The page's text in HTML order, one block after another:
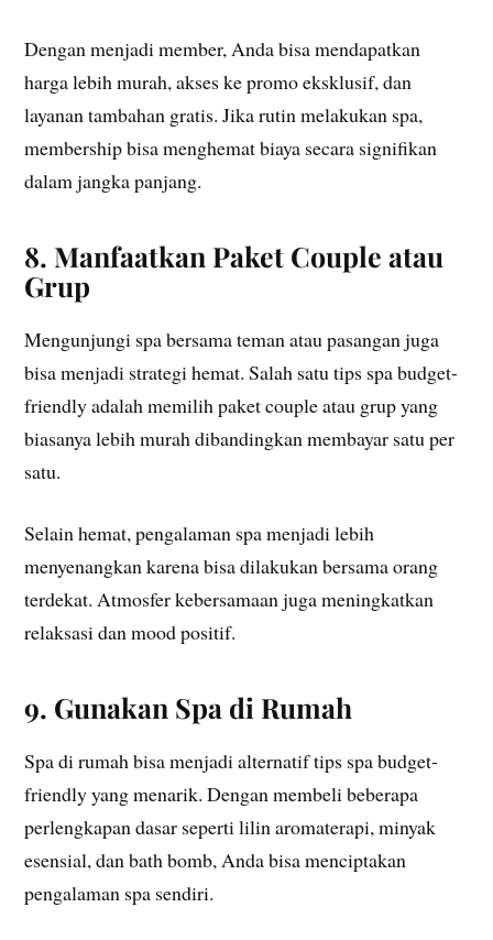
Dengan menjadi member, Anda bisa mendapatkan
harga lebih murah, akses ke promo eksklusif, dan
layanan tambahan gratis. Jika rutin melakukan spa,
membership bisa menghemat biaya secara signifikan
dalam jangka panjang.
8. Manfaatkan Paket Couple atau
Grup
Mengunjungi spa bersama teman atau pasangan juga
bisa menjadi strategi hemat. Salah satu tips spa budget-
friendly adalah memilih paket couple atau grup yang
biasanya lebih murah dibandingkan membayar satu per
satu.
Selain hemat, pengalaman spa menjadi lebih
menyenangkan karena bisa dilakukan bersama orang
terdekat. Atmosfer kebersamaan juga meningkatkan
relaksasi dan mood positif.
9. Gunakan Spa di Rumah
Spa di rumah bisa menjadi alternatif tips spa budget-
friendly yang menarik. Dengan membeli beberapa
perlengkapan dasar seperti lilin aromaterapi, minyak
esensial, dan bath bomb, Anda bisa menciptakan
pengalaman spa sendiri.